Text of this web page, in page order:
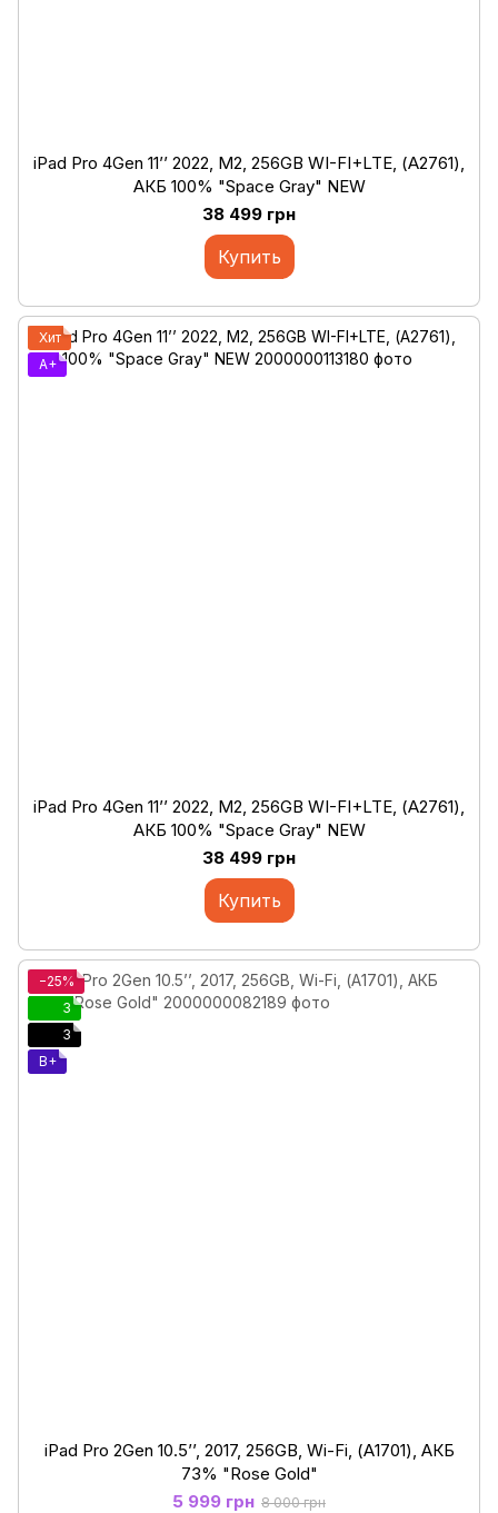
iPad Pro 4Gen 11’’ 2022, М2, 256GB WI-FI+LTE, (А2761),
АКБ 100% "Space Gray" NEW
38 499 грн
Купить
Хит
A+
iPad Pro 4Gen 11’’ 2022, М2, 256GB WI-FI+LTE, (А2761),
АКБ 100% "Space Gray" NEW
38 499 грн
Купить
−25%
3
3
B+
iPad Pro 2Gen 10.5’’, 2017, 256GB, Wi-Fi, (А1701), АКБ
73% "Rose Gold"
5 999 грн 8 000 грн